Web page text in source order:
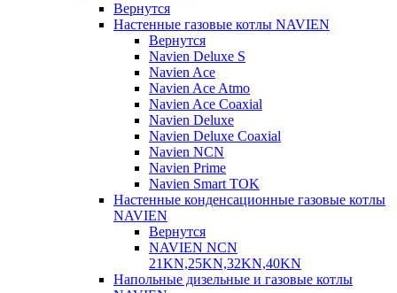
Вернутся
Настенные газовые котлы NAVIEN
Вернутся
Navien Deluxe S
Navien Ace
Navien Ace Atmo
Navien Ace Coaxial
Navien Deluxe
Navien Deluxe Coaxial
Navien NCN
Navien Prime
Navien Smart TOK
Настенные конденсационные газовые котлы
NAVIEN
Вернутся
NAVIEN NCN
21KN,25KN,32KN,40KN
Напольные дизельные и газовые котлы